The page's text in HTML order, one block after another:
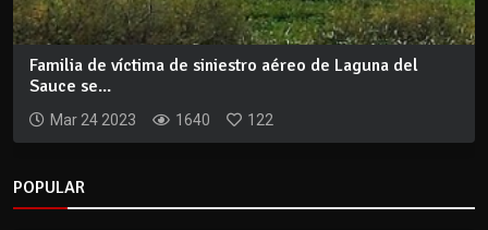
Familia de víctima de siniestro aéreo de Laguna del
Sauce se...
Mar 24 2023 1640 122
POPULAR